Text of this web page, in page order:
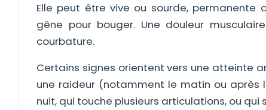
Elle peut être vive ou sourde,
gêne pour bouger. Une douleur
courbature.
Certains signes orientent vers une atteinte
une raideur (notamment le matin ou après
nuit, qui touche plusieurs articulations, ou